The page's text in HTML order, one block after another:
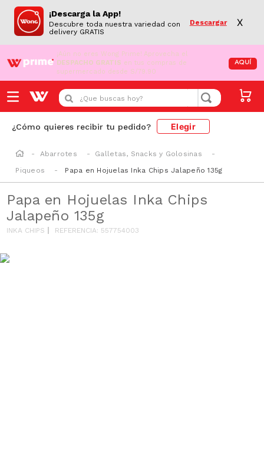
¡Descarga la App!
Descubre toda nuestra variedad con
delivery GRATIS
Descargar X
¡Aún no eres Wong Prime! Aprovecha el
DESPACHO GRATIS en tus compras de
supermercado desde S/79.90
AQUÍ
¿Que buscas hoy?
¿Cómo quieres recibir tu pedido? Elegir
Abarrotes
Galletas, Snacks y Golosinas
Piqueos
Papa en Hojuelas Inka Chips Jalapeño 135g
Papa en Hojuelas Inka Chips
Jalapeño 135g
INKA CHIPS REFERENCIA: 557754003